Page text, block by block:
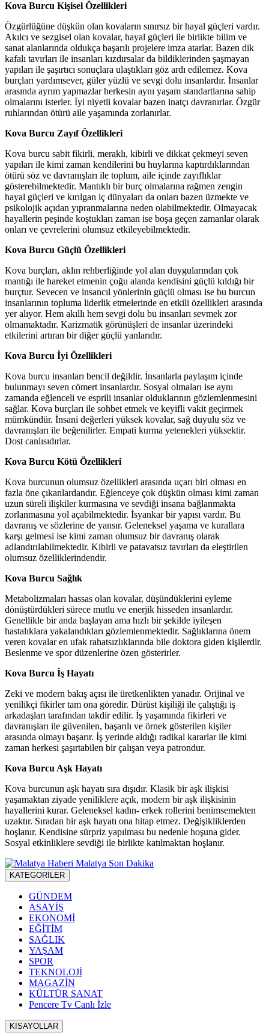
Kova Burcu Kişisel Özellikleri
Özgürlüğüne düşkün olan kovaların sınırsız bir hayal güçleri vardır.
Akılcı ve sezgisel olan kovalar, hayal güçleri ile birlikte bilim ve
sanat alanlarında oldukça başarılı projelere imza atarlar. Bazen dik
kafalı tavırları ile insanları kızdırsalar da bildiklerinden şaşmayan
yapıları ile şaşırtıcı sonuçlara ulaştıkları göz ardı edilemez. Kova
burçları yardımsever, güler yüzlü ve sevgi dolu insanlardır. İnsanlar
arasında ayrım yapmazlar herkesin aynı yaşam standartlarına sahip
olmalarını isterler. İyi niyetli kovalar bazen inatçı davranırlar. Özgür
ruhlarından ötürü aile yaşamında zorlanırlar.
Kova Burcu Zayıf Özellikleri
Kova burcu sabit fikirli, meraklı, kibirli ve dikkat çekmeyi seven
yapıları ile kimi zaman kendilerini bu huylarına kaptırdıklarından
ötürü söz ve davranışları ile toplum, aile içinde zayıflıklar
gösterebilmektedir. Mantıklı bir burç olmalarına rağmen zengin
hayal güçleri ve kırılgan iç dünyaları da onları bazen üzmekte ve
psikolojik açıdan yıpranmalarına neden olabilmektedir. Olmayacak
hayallerin peşinde koştukları zaman ise boşa geçen zamanlar olarak
onları ve çevrelerini olumsuz etkileyebilmektedir.
Kova Burcu Güçlü Özellikleri
Kova burçları, aklın rehberliğinde yol alan duygularından çok
mantığı ile hareket etmenin çoğu alanda kendisini güçlü kıldığı bir
burçtur. Sevecen ve insancıl yönlerinin güçlü olması ise bu burcun
insanlarının topluma liderlik etmelerinde en etkili özellikleri arasında
yer alıyor. Hem akıllı hem sevgi dolu bu insanları sevmek zor
olmamaktadır. Karizmatik görünüşleri de insanlar üzerindeki
etkilerini artıran bir diğer güçlü yanlarıdır.
Kova Burcu İyi Özellikleri
Kova burcu insanları bencil değildir. İnsanlarla paylaşım içinde
bulunmayı seven cömert insanlardır. Sosyal olmaları ise aynı
zamanda eğlenceli ve esprili insanlar olduklarının gözlemlenmesini
sağlar. Kova burçları ile sohbet etmek ve keyifli vakit geçirmek
mümkündür. İnsani değerleri yüksek kovalar, sağ duyulu söz ve
davranışları ile beğenilirler. Empati kurma yetenekleri yüksektir.
Dost canlısıdırlar.
Kova Burcu Kötü Özellikleri
Kova burcunun olumsuz özellikleri arasında uçarı biri olması en
fazla öne çıkanlardandır. Eğlenceye çok düşkün olması kimi zaman
uzun süreli ilişkiler kurmasına ve sevdiği insana bağlanmakta
zorlanmasına yol açabilmektedir. İsyankar bir yapısı vardır. Bu
davranış ve sözlerine de yansır. Geleneksel yaşama ve kurallara
karşı gelmesi ise kimi zaman olumsuz bir davranış olarak
adlandırılabilmektedir. Kibirli ve patavatsız tavırları da eleştirilen
olumsuz özelliklerindendir.
Kova Burcu Sağlık
Metabolizmaları hassas olan kovalar, düşündüklerini eyleme
dönüştürdükleri sürece mutlu ve enerjik hisseden insanlardır.
Genellikle bir anda başlayan ama hızlı bir şekilde iyileşen
hastalıklara yakalandıkları gözlemlenmektedir. Sağlıklarına önem
veren kovalar en ufak rahatsızlıklarında bile doktora giden kişilerdir.
Beslenme ve spor düzenlerine özen gösterirler.
Kova Burcu İş Hayatı
Zeki ve modern bakış açısı ile üretkenlikten yanadır. Orijinal ve
yenilikçi fikirler tam ona göredir. Dürüst kişiliği ile çalıştığı iş
arkadaşları tarafından takdir edilir. İş yaşamında fikirleri ve
davranışları ile güvenilen, başarılı ve örnek gösterilen kişiler
arasında olmayı başarır. İş yerinde aldığı radikal kararlar ile kimi
zaman herkesi şaşırtabilen bir çalışan veya patrondur.
Kova Burcu Aşk Hayatı
Kova burcunun aşk hayatı sıra dışıdır. Klasik bir aşk ilişkisi
yaşamaktan ziyade yeniliklere açık, modern bir aşk ilişkisinin
hayallerini kurar. Geleneksel kadın- erkek rollerini benimsemekten
uzaktır. Sıradan bir aşk hayatı ona hitap etmez. Değişikliklerden
hoşlanır. Kendisine sürpriz yapılması bu nedenle hoşuna gider.
Sosyal etkinliklere sevdiği ile birlikte katılmaktan hoşlanır.
KATEGORİLER
GÜNDEM
ASAYİŞ
EKONOMİ
EĞİTİM
SAĞLIK
YAŞAM
SPOR
TEKNOLOJİ
MAGAZİN
KÜLTÜR SANAT
Pencere Tv Canlı İzle
KISAYOLLAR